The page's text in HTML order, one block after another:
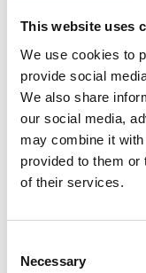
This website uses
We use cookies to
provide social
We also share
our social media,
may combine it
provided to them or
of their services.
Selection
Necessary
Overview
Repubblica